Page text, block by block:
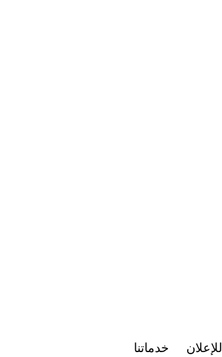
للإعلان خدماتنا